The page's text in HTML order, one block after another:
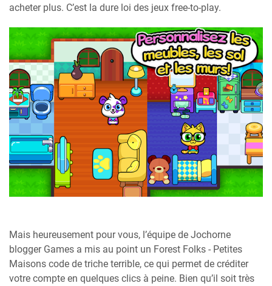
acheter plus. C’est la dure loi des jeux free-to-play.
Mais heureusement pour vous, l’équipe de Jochorne
blogger Games a mis au point un Forest Folks - Petites
Maisons code de triche terrible, ce qui permet de créditer
votre compte en quelques clics à peine. Bien qu’il soit très